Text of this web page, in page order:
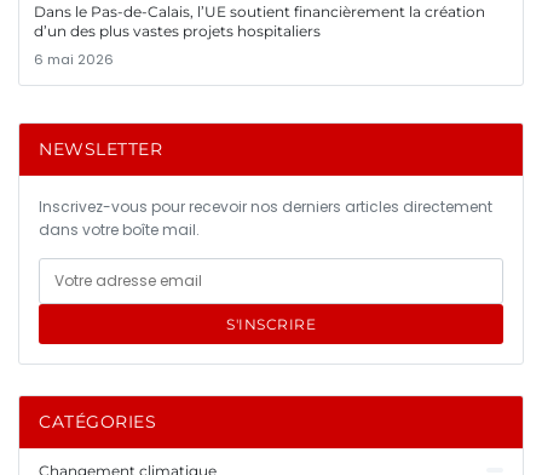
Dans le Pas-de-Calais, l’UE soutient financièrement la création
d’un des plus vastes projets hospitaliers
6 mai 2026
NEWSLETTER
Inscrivez-vous pour recevoir nos derniers articles directement
dans votre boîte mail.
S'INSCRIRE
CATÉGORIES
Changement climatique